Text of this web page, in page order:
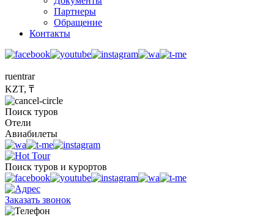
Партнеры
Обращение
Контакты
ruentrar
KZT, ₸
Поиск туров
Отели
Авиабилеты
Поиск туров и курортов
Заказать звонок